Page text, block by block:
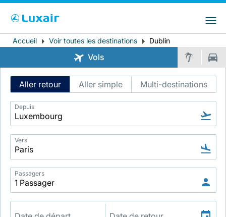
LuxairTours
Pays de résidence Langue préférée
Fil
d'Ariane
Accueil Voir toutes les destinations Dublin
Vols
Intelligent
Flight
Search
Aller retour Aller simple Multi-destinations
Depuis
Vers
Passagers